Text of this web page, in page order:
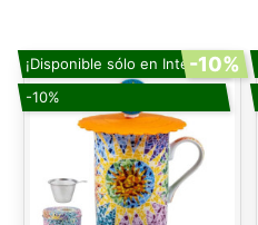
¡Disponible sólo en Internet!
-10%
-10%